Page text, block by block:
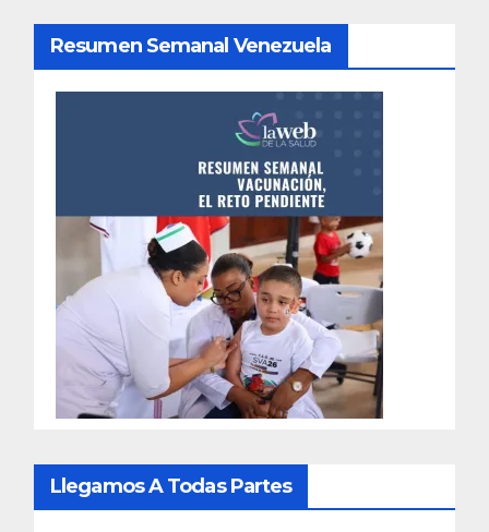
Resumen Semanal Venezuela
Llegamos A Todas Partes